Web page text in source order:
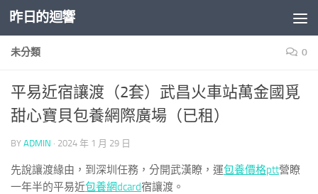
Skip to content
昨日的迴響
未分類 0
平易近宿讓渡（2套）武昌火車站萬金國覓
甜心寶貝包養網際廣場（已租）
BY ADMIN · 2024 年 1 月 29 日
先說讓渡緣由，到深圳任務，分開武漢瞭，運包養價格ptt營瞭
一年半的平易近包養網dcard宿讓渡。